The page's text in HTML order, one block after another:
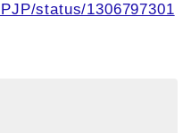
status/1306797301